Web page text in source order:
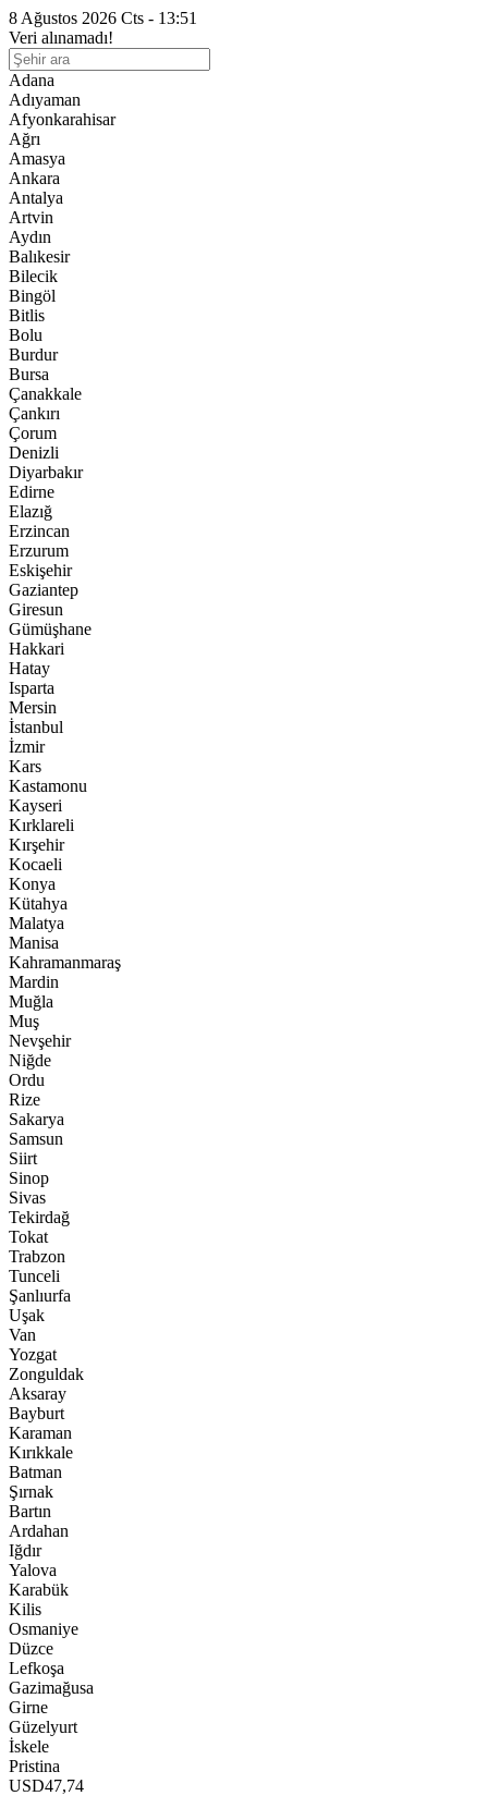
8 Ağustos 2026 Cts - 13:51
Veri alınamadı!
Adana
Adıyaman
Afyonkarahisar
Ağrı
Amasya
Ankara
Antalya
Artvin
Aydın
Balıkesir
Bilecik
Bingöl
Bitlis
Bolu
Burdur
Bursa
Çanakkale
Çankırı
Çorum
Denizli
Diyarbakır
Edirne
Elazığ
Erzincan
Erzurum
Eskişehir
Gaziantep
Giresun
Gümüşhane
Hakkari
Hatay
Isparta
Mersin
İstanbul
İzmir
Kars
Kastamonu
Kayseri
Kırklareli
Kırşehir
Kocaeli
Konya
Kütahya
Malatya
Manisa
Kahramanmaraş
Mardin
Muğla
Muş
Nevşehir
Niğde
Ordu
Rize
Sakarya
Samsun
Siirt
Sinop
Sivas
Tekirdağ
Tokat
Trabzon
Tunceli
Şanlıurfa
Uşak
Van
Yozgat
Zonguldak
Aksaray
Bayburt
Karaman
Kırıkkale
Batman
Şırnak
Bartın
Ardahan
Iğdır
Yalova
Karabük
Kilis
Osmaniye
Düzce
Lefkoşa
Gazimağusa
Girne
Güzelyurt
İskele
Pristina
USD47,74